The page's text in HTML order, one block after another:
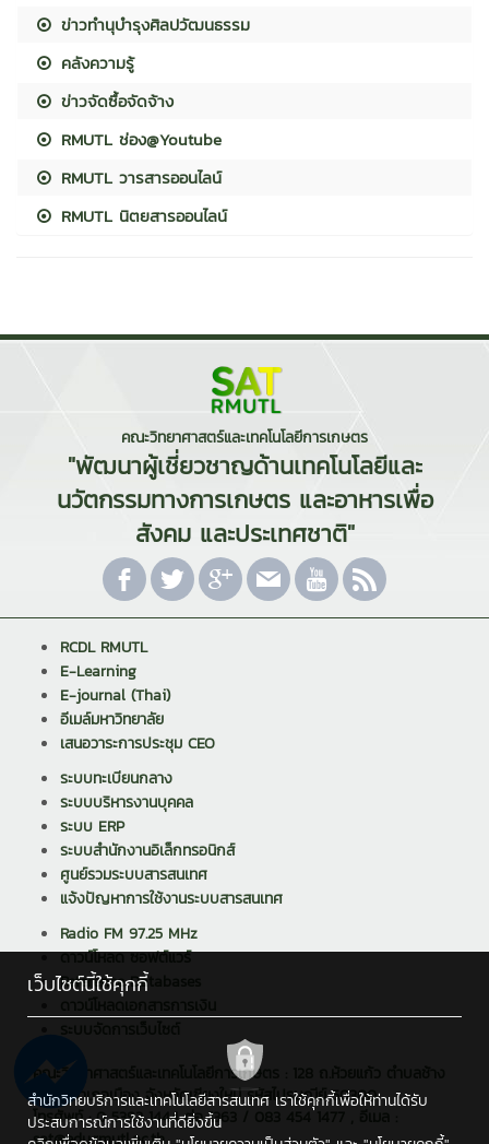
ข่าวทำนุบำรุงศิลปวัฒนธรรม
คลังความรู้
ข่าวจัดซื้อจัดจ้าง
RMUTL ช่อง@Youtube
RMUTL วารสารออนไลน์
RMUTL นิตยสารออนไลน์
คณะวิทยาศาสตร์และเทคโนโลยีการเกษตร
"พัฒนาผู้เชี่ยวชาญด้านเทคโนโลยีและ
นวัตกรรมทางการเกษตร และอาหารเพื่อ
สังคม และประเทศชาติ"
RCDL RMUTL
E-Learning
E-journal (Thai)
อีเมล์มหาวิทยาลัย
เสนอวาระการประชุม CEO
ระบบทะเบียนกลาง
ระบบบริหารงานบุคคล
ระบบ ERP
ระบบสำนักงานอิเล็กทรอนิกส์
ศูนย์รวมระบบสารสนเทศ
แจ้งปัญหาการใช้งานระบบสารสนเทศ
Radio FM 97.25 MHz
ดาวน์โหลด ซอฟต์แวร์
Reference Databases
คณะวิทยาศาสตร์และเทคโนโลยีการเกษตร : 128 ถ.ห้วยแก้ว ตำบลช้าง
เผือก อำเภอเมือง จังหวัดเชียงใหม่ รหัสไปรษณีย์ 50300
โทรศัพท์ : 0 5392 1444 ต่อ 1363 / 083 454 1477 , อีเมล :
sat@edu.rmutl.ac.th
เว็บไซต์นี้ใช้คุกกี้
สำนักวิทยบริการและเทคโนโลยีสารสนเทศ เราใช้คุกกี้เพื่อให้ท่านได้รับ
ประสบการณ์การใช้งานที่ดียิ่งขึ้น